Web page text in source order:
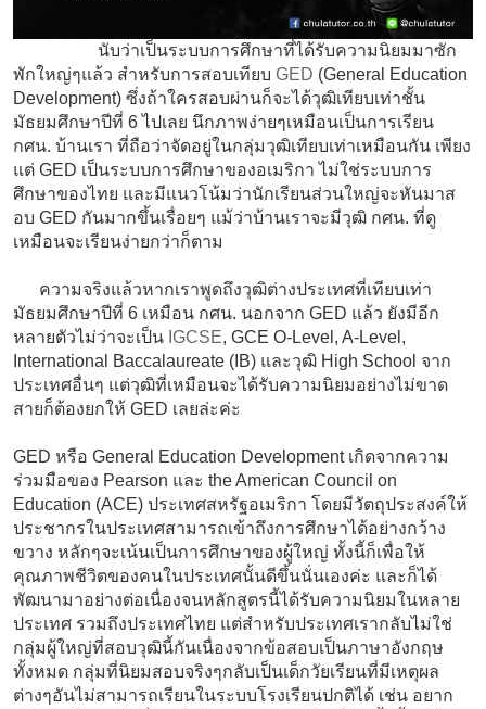
นับว่าเป็นระบบการศึกษาที่ได้รับความนิยมมาซัก
พักใหญ่ๆแล้ว สำหรับการสอบเทียบ GED (General Education
Development) ซึ่งถ้าใครสอบผ่านก็จะได้วุฒิเทียบเท่าชั้น
มัธยมศึกษาปีที่ 6 ไปเลย นึกภาพง่ายๆเหมือนเป็นการเรียน
กศน. บ้านเรา ที่ถือว่าจัดอยู่ในกลุ่มวุฒิเทียบเท่าเหมือนกัน เพียง
แต่ GED เป็นระบบการศึกษาของอเมริกา ไม่ใช่ระบบการ
ศึกษาของไทย และมีแนวโน้มว่านักเรียนส่วนใหญ่จะหันมาส
อบ GED กันมากขึ้นเรื่อยๆ แม้ว่าบ้านเราจะมีวุฒิ กศน. ที่ดู
เหมือนจะเรียนง่ายกว่าก็ตาม
ความจริงแล้วหากเราพูดถึงวุฒิต่างประเทศที่เทียบเท่า
มัธยมศึกษาปีที่ 6 เหมือน กศน. นอกจาก GED แล้ว ยังมีอีก
หลายตัวไม่ว่าจะเป็น IGCSE, GCE O-Level, A-Level,
International Baccalaureate (IB) และวุฒิ High School จาก
ประเทศอื่นๆ แต่วุฒิที่เหมือนจะได้รับความนิยมอย่างไม่ขาด
สายก็ต้องยกให้ GED เลยล่ะค่ะ
GED หรือ General Education Development เกิดจากความ
ร่วมมือของ Pearson และ the American Council on
Education (ACE) ประเทศสหรัฐอเมริกา โดยมีวัตถุประสงค์ให้
ประชากรในประเทศสามารถเข้าถึงการศึกษาได้อย่างกว้าง
ขวาง หลักๆจะเน้นเป็นการศึกษาของผู้ใหญ่ ทั้งนี้ก็เพื่อให้
คุณภาพชีวิตของคนในประเทศนั้นดีขึ้นนั่นเองค่ะ และก็ได้
พัฒนามาอย่างต่อเนื่องจนหลักสูตรนี้ได้รับความนิยมในหลาย
ประเทศ รวมถึงประเทศไทย แต่สำหรับประเทศเรากลับไม่ใช่
กลุ่มผู้ใหญ่ที่สอบวุฒินี้กันเนื่องจากข้อสอบเป็นภาษาอังกฤษ
ทั้งหมด กลุ่มที่นิยมสอบจริงๆกลับเป็นเด็กวัยเรียนที่มีเหตุผล
ต่างๆอันไม่สามารถเรียนในระบบโรงเรียนปกติได้ เช่น อยาก